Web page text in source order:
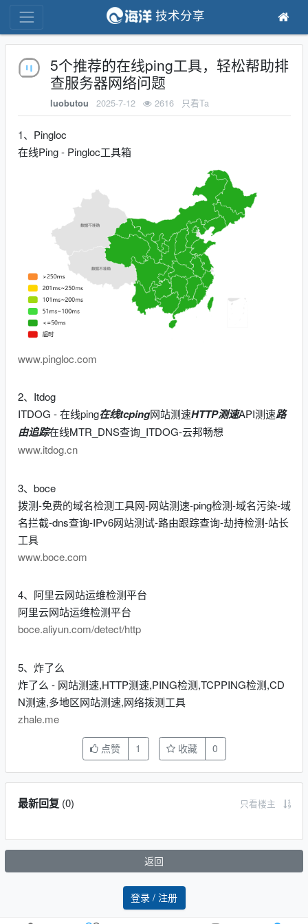
登录 / 注册
技术分享
5个推荐的在线ping工具，轻松帮助排
查服务器网络问题
luobutou 2025-7-12 2616 只看Ta
1、Pingloc
在线Ping - Pingloc工具箱
www.pingloc.com
2、Itdog
ITDOG - 在线ping在线tcping网站测速HTTP测速API测速路
由追踪在线MTR_DNS查询_ITDOG-云邦畅想
www.itdog.cn
3、boce
拨测-免费的域名检测工具网-网站测速-ping检测-域名污染-域
名拦截-dns查询-IPv6网站测试-路由跟踪查询-劫持检测-站长
工具
www.boce.com
4、阿里云网站运维检测平台
阿里云网站运维检测平台
boce.aliyun.com/detect/http
5、炸了么
炸了么 - 网站测速,HTTP测速,PING检测,TCPPING检测,CD
N测速,多地区网站测速,网络拨测工具
zhale.me
点赞 1 收藏 0
最新回复(0) 只看楼主
返回